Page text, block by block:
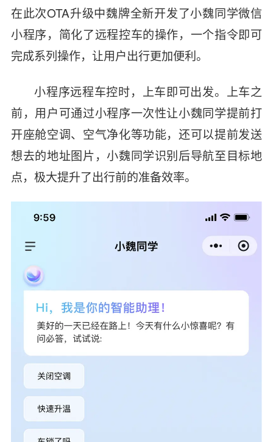
在此次OTA升级中魏牌全新开发了小魏同学微信
小程序，简化了远程控车的操作，一个指令即可
完成系列操作，让用户出行更加便利。
小程序远程车控时，上车即可出发。上车之
前，用户可通过小程序一次性让小魏同学提前打
开座舱空调、空气净化等功能，还可以提前发送
想去的地址图片，小魏同学识别后导航至目标地
点，极大提升了出行前的准备效率。